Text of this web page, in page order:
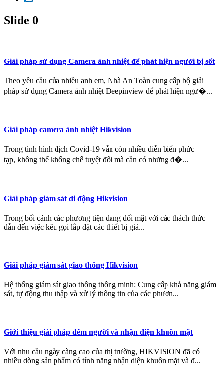
Slide 0
Giải pháp sử dụng Camera ảnh nhiệt để phát hiện người bị sốt
Theo yêu cầu của nhiều anh em, Nhà An Toàn cung cấp bộ giải
pháp sử dụng Camera ảnh nhiệt Deepinview để phát hiện ngư�...
Giải pháp camera ảnh nhiệt Hikvision
Trong tình hình dịch Covid-19 vẫn còn nhiều diễn biến phức
tạp, không thể khống chế tuyệt đối mà cần có những đ�...
Giải pháp giám sát di động Hikvision
Trong bối cảnh các phương tiện đang đối mặt với các thách thức
dẫn đến việc kêu gọi lắp đặt các thiết bị giá...
Giải pháp giám sát giao thông Hikvision
Hệ thống giám sát giao thông thông minh: Cung cấp khả năng giám
sát, tự động thu thập và xử lý thông tin của các phươn...
Giới thiệu giải pháp đếm người và nhận diện khuôn mặt
Với nhu cầu ngày càng cao của thị trường, HIKVISION đã có
nhiều dòng sản phẩm có tính năng nhận diện khuôn mặt và đ...